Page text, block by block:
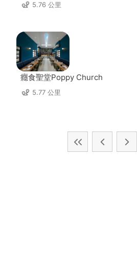
5.76 公里
癮食聖堂Poppy Church
5.77 公里